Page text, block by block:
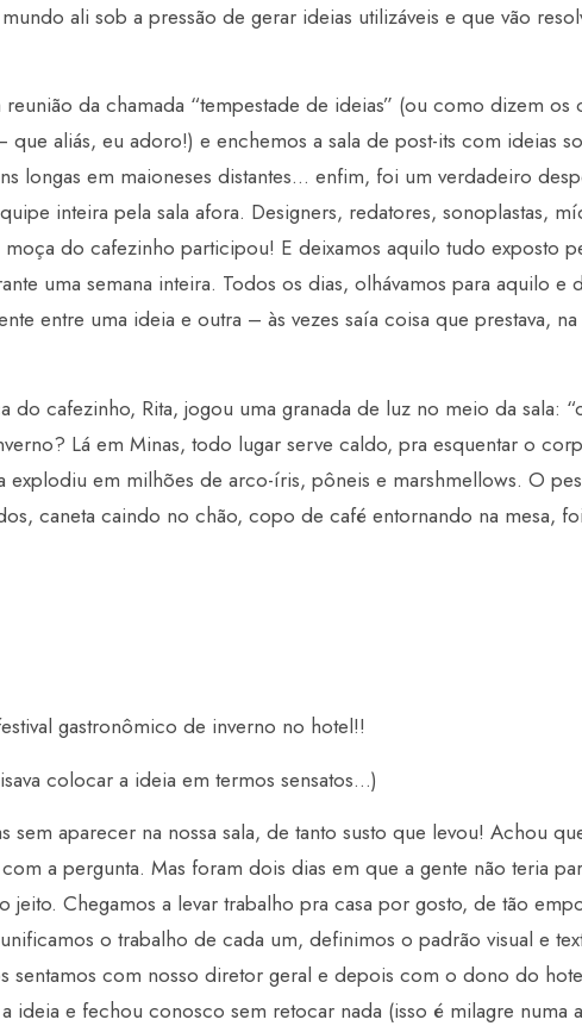
ali sob a pressão de gerar ideias utilizáveis e que vão
da chamada “tempestade de ideias” (ou como dizem os
que aliás, eu adoro!) e enchemos a sala de post-its com ideias
longas em maioneses distantes… enfim, foi um verdadeiro
inteira pela sala afora. Designers, redatores, sonoplastas,
moça do cafezinho participou! E deixamos aquilo tudo exposto
uma semana inteira. Todos os dias, olhávamos para aquilo e
entre uma ideia e outra – às vezes saía coisa que prestava,
do cafezinho, Rita, jogou uma granada de luz no meio da sala:
Lá em Minas, todo lugar serve caldo, pra esquentar o
explodiu em milhões de arco-íris, pôneis e marshmellows. O
caneta caindo no chão, copo de café entornando na mesa,
gastronômico de inverno no hotel!!
colocar a ideia em termos sensatos…)
sem aparecer na nossa sala, de tanto susto que levou! Achou
a pergunta. Mas foram dois dias em que a gente não teria
jeito. Chegamos a levar trabalho pra casa por gosto, de tão
o trabalho de cada um, definimos o padrão visual e
sentamos com nosso diretor geral e depois com o dono do
ideia e fechou conosco sem retocar nada (isso é milagre numa